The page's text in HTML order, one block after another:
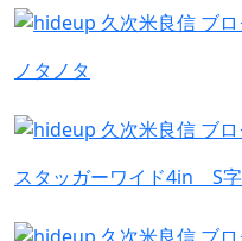
ノタノタ
スタッガーワイド4in S